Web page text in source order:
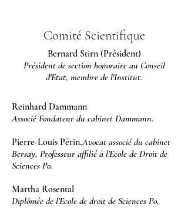
Comité Scientifique
Bernard Stirn (Président)
Président de section honoraire au Conseil
d'Etat, membre de l'Institut.
Reinhard Dammann
Associé Fondateur du cabinet Dammann.
Pierre-Louis Périn,Avocat associé du cabinet
Bersay, Professeur affilié à l’Ecole de Droit de
Sciences Po.
Martha Rosental
Diplômée de l’Ecole de droit de Sciences Po.